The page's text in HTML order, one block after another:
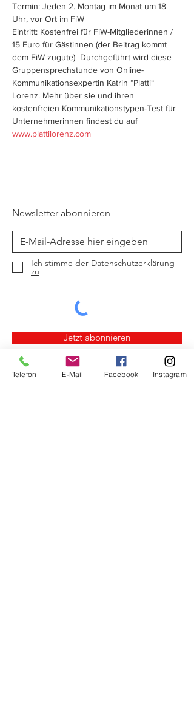
Termin: Jeden 2. Montag im Monat um 18
Uhr, vor Ort im FiW
Eintritt: Kostenfrei für FiW-Mitgliederinnen /
15 Euro für Gästinnen (der Beitrag kommt
dem FiW zugute)  Durchgeführt wird diese
Gruppensprechstunde von Online-
Kommunikationsexpertin Katrin “Platti“
Lorenz. Mehr über sie und ihren
kostenfreien Kommunikationstypen-Test für
Unternehmerinnen findest du auf
www.plattilorenz.com
Newsletter abonnieren
Ich stimme der Datenschutzerklärung
zu
Jetzt abonnieren
Telefon E-Mail Facebook Instagram